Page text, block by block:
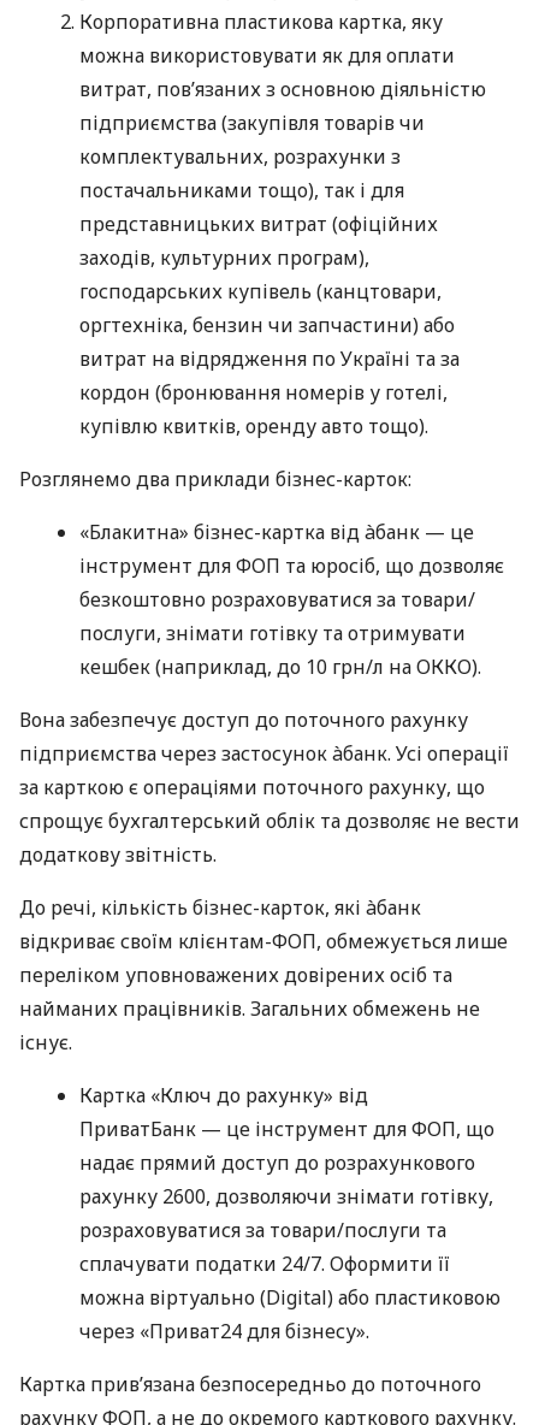
Корпоративна пластикова картка, яку
можна використовувати як для оплати
витрат, пов’язаних з основною діяльністю
підприємства (закупівля товарів чи
комплектувальних, розрахунки з
постачальниками тощо), так і для
представницьких витрат (офіційних
заходів, культурних програм),
господарських купівель (канцтовари,
оргтехніка, бензин чи запчастини) або
витрат на відрядження по Україні та за
кордон (бронювання номерів у готелі,
купівлю квитків, оренду авто тощо).
Розглянемо два приклади бізнес-карток:
«Блакитна» бізнес-картка від àбанк — це
інструмент для ФОП та юросіб, що дозволяє
безкоштовно розраховуватися за товари/
послуги, знімати готівку та отримувати
кешбек (наприклад, до 10 грн/л на ОККО).
Вона забезпечує доступ до поточного рахунку
підприємства через застосунок àбанк. Усі операції
за карткою є операціями поточного рахунку, що
спрощує бухгалтерський облік та дозволяє не вести
додаткову звітність.
До речі, кількість бізнес-карток, які àбанк
відкриває своїм клієнтам-ФОП, обмежується лише
переліком уповноважених довірених осіб та
найманих працівників. Загальних обмежень не
існує.
Картка «Ключ до рахунку» від
ПриватБанк — це інструмент для ФОП, що
надає прямий доступ до розрахункового
рахунку 2600, дозволяючи знімати готівку,
розраховуватися за товари/послуги та
сплачувати податки 24/7. Оформити її
можна віртуально (Digital) або пластиковою
через «Приват24 для бізнесу».
Картка прив’язана безпосередньо до поточного
рахунку ФОП, а не до окремого карткового рахунку.